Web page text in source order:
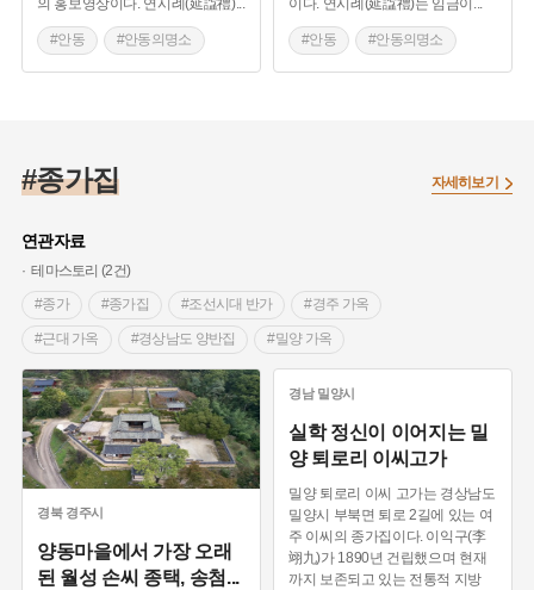
의 홍보영상이다. 연시례(延諡禮)...
#안동 #안동의명소
#김계행 선생
이다. 연시례(延諡禮)는 임금이 ...
#안동 #안동의명소
#김계행 선생
#종가집
연관자료
테마스토리 (2건)
#종가
#종가집 #조선시대 반가 #경주 가옥
#근대 가옥 #경상남도 양반집 #밀양 가옥
#영화 촬영지
자세히보기
경북 경주시
양동마을에서 가장 오래
된 월성 손씨 종택, 송첨 ...
경남 밀양시
실학 정신이 이어지는 밀
양 퇴로리 이씨고가
밀양 퇴로리 이씨 고가는 경상남도
밀양시 부북면 퇴로 2길에 있는 여
주 이씨의 종가집이다. 이익구(李
翊九)가 1890년 건립했으며 현재
까지 보존되고 있는 전통적 지방